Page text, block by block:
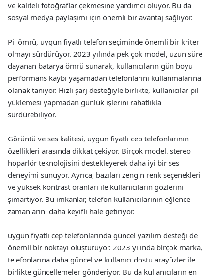
ve kaliteli fotoğraflar çekmesine yardımcı oluyor. Bu da
sosyal medya paylaşımı için önemli bir avantaj sağlıyor.
Pil ömrü, uygun fiyatlı telefon seçiminde önemli bir kriter
olmayı sürdürüyor. 2023 yılında pek çok model, uzun süre
dayanan batarya ömrü sunarak, kullanıcıların gün boyu
performans kaybı yaşamadan telefonlarını kullanmalarına
olanak tanıyor. Hızlı şarj desteğiyle birlikte, kullanıcılar pil
yüklemesi yapmadan günlük işlerini rahatlıkla
sürdürebiliyor.
Görüntü ve ses kalitesi, uygun fiyatlı cep telefonlarının
özellikleri arasında dikkat çekiyor. Birçok model, stereo
hoparlör teknolojisini destekleyerek daha iyi bir ses
deneyimi sunuyor. Ayrıca, bazıları zengin renk seçenekleri
ve yüksek kontrast oranları ile kullanıcıların gözlerini
şımartıyor. Bu imkanlar, telefon kullanıcılarının eğlence
zamanlarını daha keyifli hale getiriyor.
uygun fiyatlı cep telefonlarında güncel yazılım desteği de
önemli bir noktayı oluşturuyor. 2023 yılında birçok marka,
telefonlarına daha güncel ve kullanıcı dostu arayüzler ile
birlikte güncellemeler gönderiyor. Bu da kullanıcıların en